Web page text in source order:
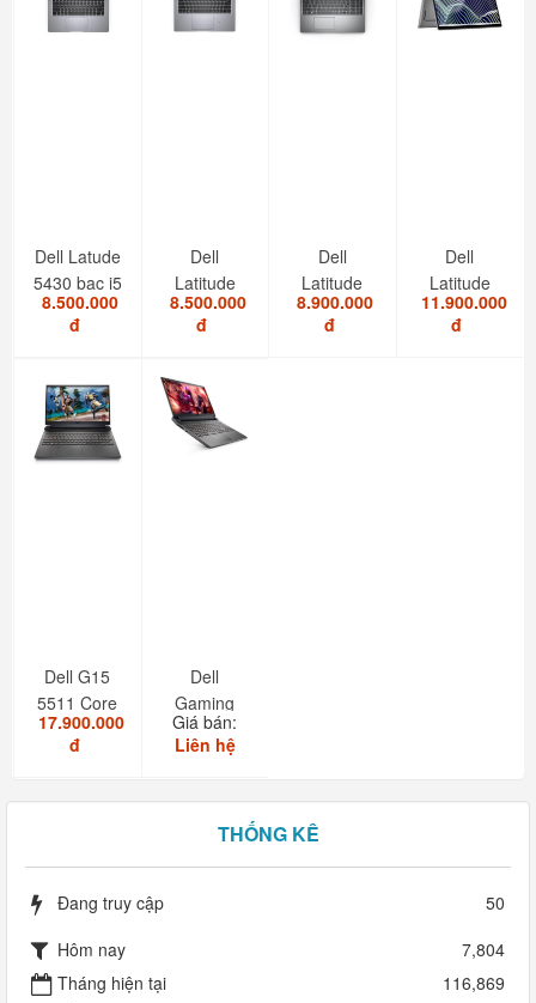
Dell Latude
5430 bạc i5
1235U/8GB/SSD...
8.500.000
đ
Dell
Latitude
5420 i7
1185G7/RAM
8.500.000
đ
Dell
Latitude
5520 I5
1145G7/RAM
8.900.000
đ
Dell
Latitude
7420 i7
2in1 touch
11.900.000
đ
Dell G15
5511 Core
i7 11850H
RAM
17.900.000
đ
Dell
Gaming
G15-5511
Giá bán:
Liên hệ
THỐNG KÊ
Đang truy cập
50
Hôm nay
7,804
Tháng hiện tại
116,869